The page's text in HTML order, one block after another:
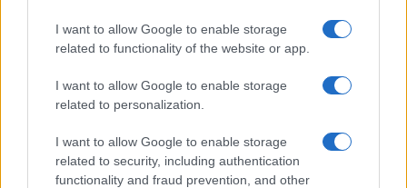
I want to allow Google to enable storage
related to functionality of the website or app.
I want to allow Google to enable storage
related to personalization.
I want to allow Google to enable storage
related to security, including authentication
functionality and fraud prevention, and other